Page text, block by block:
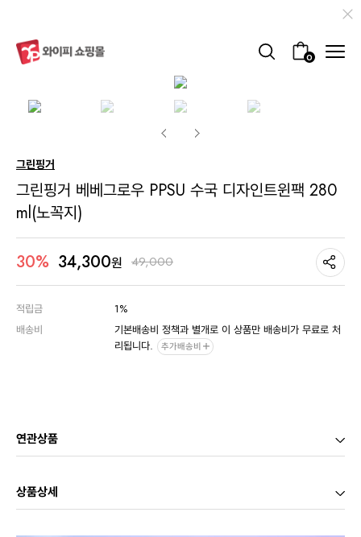
0
그린핑거
그린핑거 베베그로우 PPSU 수국 디자인트윈팩 280
ml(노꼭지)
30% 34,300원 49,000
적립금
1%
배송비
기본배송비 정책과 별개로 이 상품만 배송비가 무료로 처
리됩니다.
추가배송비
연관상품
상품상세